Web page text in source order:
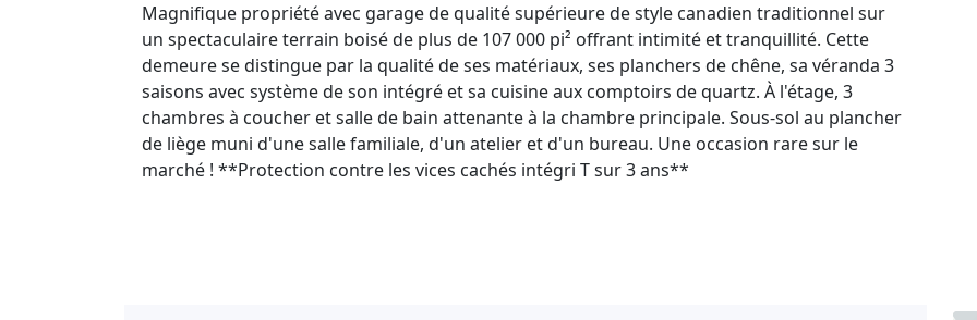
Magnifique propriété avec garage de qualité supérieure de style canadien traditionnel sur
un spectaculaire terrain boisé de plus de 107 000 pi² offrant intimité et tranquillité. Cette
demeure se distingue par la qualité de ses matériaux, ses planchers de chêne, sa véranda 3
saisons avec système de son intégré et sa cuisine aux comptoirs de quartz. À l'étage, 3
chambres à coucher et salle de bain attenante à la chambre principale. Sous-sol au plancher
de liège muni d'une salle familiale, d'un atelier et d'un bureau. Une occasion rare sur le
marché ! **Protection contre les vices cachés intégri T sur 3 ans**